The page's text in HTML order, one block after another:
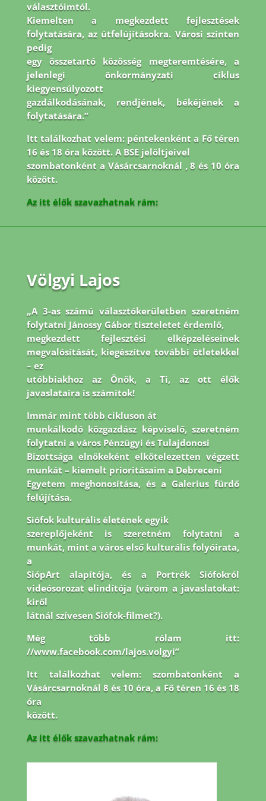
választóimtól.
Kiemelten a megkezdett fejlesztések
folytatására, az útfelújításokra. Városi szinten
pedig
egy összetartó közösség megteremtésére, a
jelenlegi önkormányzati ciklus
kiegyensúlyozott
gazdálkodásának, rendjének, békéjének a
folytatására.”
Itt találkozhat velem: péntekenként a Fő téren
16 és 18 óra között. A BSE jelöltjeivel
szombatonként a Vásárcsarnoknál , 8 és 10 óra
között.
Az itt élők szavazhatnak rám:
Völgyi Lajos
„A 3-as számú választókerületben szeretném
folytatni Jánossy Gábor tiszteletet érdemlő,
megkezdett fejlesztési elképzeléseinek
megvalósítását, kiegészítve további ötletekkel
– ez
utóbbiakhoz az Önök, a Ti, az ott élők
javaslataira is számítok!
Immár mint több cikluson át
munkálkodó közgazdász képviselő, szeretném
folytatni a város Pénzügyi és Tulajdonosi
Bizottsága elnökeként elkötelezetten végzett
munkát – kiemelt prioritásaim a Debreceni
Egyetem meghonosítása, és a Galerius fürdő
felújítása.
Siófok kulturális életének egyik
szereplőjeként is szeretném folytatni a
munkát, mint a város első kulturális folyóirata,
a
SiópArt alapítója, és a Portrék Siófokról
videósorozat elindítója (várom a javaslatokat:
kiről
látnál szívesen Siófok-filmet?).
Még több rólam itt:
//www.facebook.com/lajos.volgyi”
Itt találkozhat velem: szombatonként a
Vásárcsarnoknál 8 és 10 óra, a Fő téren 16 és 18
óra
között.
Az itt élők szavazhatnak rám: